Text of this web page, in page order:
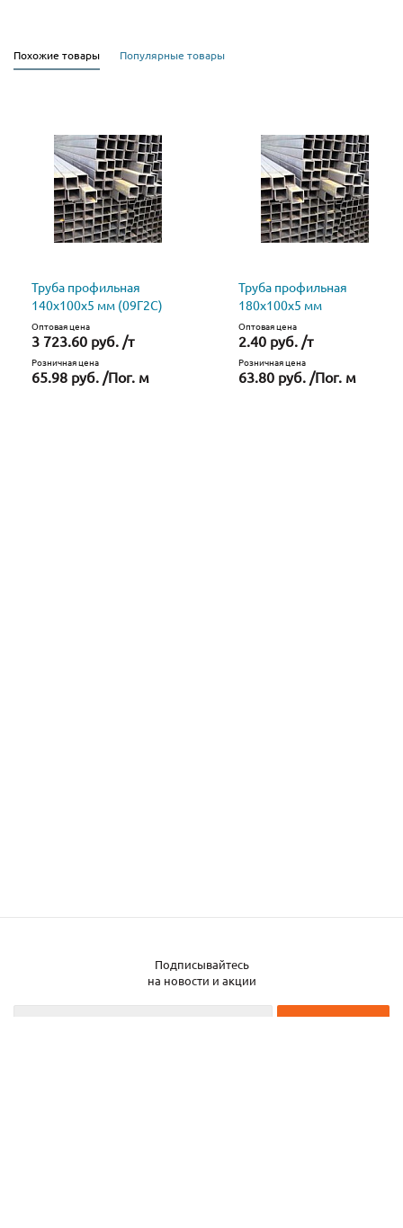
Похожие товары Популярные товары
Труба профильная
140х100х5 мм (09Г2С)
Оптовая цена
3 723.60 руб. /т
Розничная цена
65.98 руб. /Пог. м
Труба профильная
180х100х5 мм
Оптовая цена
2.40 руб. /т
Розничная цена
63.80 руб. /Пог. м
Подписывайтесь
на новости и акции